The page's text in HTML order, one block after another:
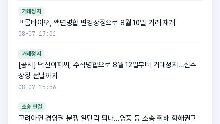
거래정지
프롬바이오, 액면병합 변경상장으로 8월 10일 거래 재개
08-07 17:01
거래정지
[공시] 덕신이피씨, 주식병합으로 8월 12일부터 거래정지…신주
상장 전날까지
08-07 15:56
소송 판결
고려아연 경영권 분쟁 일단락 되나...영풍 등 소송 취하 화해권고